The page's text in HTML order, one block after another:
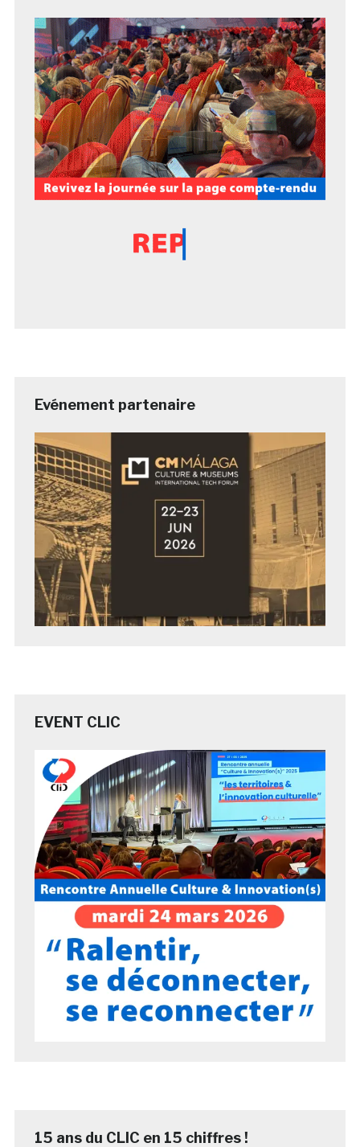
Evénement partenaire
EVENT CLIC
15 ans du CLIC en 15 chiffres !